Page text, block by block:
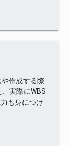
作成する際
実際にWBS
も身につけ